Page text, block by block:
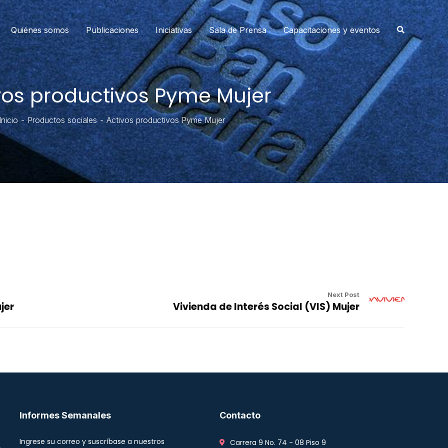
Quiénes somos Publicaciones Iniciativas Sala de Prensa Capacitaciones y eventos
productivos Pyme Mujer
Productos sociales Activos productivos Pyme Mujer
Next Post
Vivienda de Interés Social (VIS) Mujer
Informes Semanales
Ingrese su correo y suscríbase a nuestros
Contacto
Carrera 9 No. 74 - 08 Piso 9